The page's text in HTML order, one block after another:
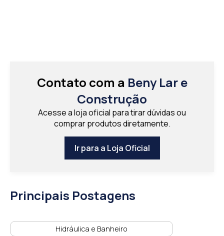
Contato com a Beny Lar e
Construção
Acesse a loja oficial para tirar dúvidas ou
comprar produtos diretamente.
Ir para a Loja Oficial
Principais Postagens
Hidráulica e Banheiro